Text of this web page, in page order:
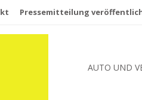
Pressemitteilung
AUTO UND